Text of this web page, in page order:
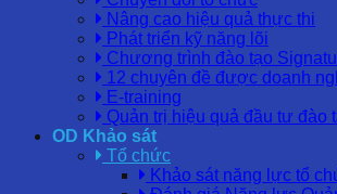
Nâng cao hiệu quả thực thi
Phát triển kỹ năng lõi
Chương trình đào tạo
12 chuyên đề được doanh
E-training
Quản trị hiệu quả đầu tư đào
OD Khảo sát
Tổ chức
Khảo sát năng lực tổ